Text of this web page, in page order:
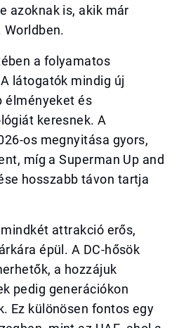
azoknak is, akik már
Worldben.
a folyamatos
látogatók mindig új
élményeket és
keresnek. A
os megnyitása gyors,
míg a Superman Up and
hosszabb távon tartja
attrakció erős,
épül. A DC-hősök
a hozzájuk
pedig generációkon
Ez különösen fontos egy